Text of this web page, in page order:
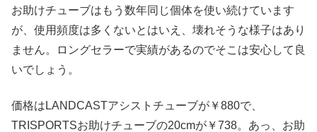
お助けチューブはもう数年同じ個体を使い続けています
が、使用頻度は多くないとはいえ、壊れそうな様子はあり
ません。ロングセラーで実績があるのでそこは安心して良
いでしょう。
価格はLANDCASTアシストチューブが￥880で、
TRISPORTSお助けチューブの20cmが￥738。あっ、お助